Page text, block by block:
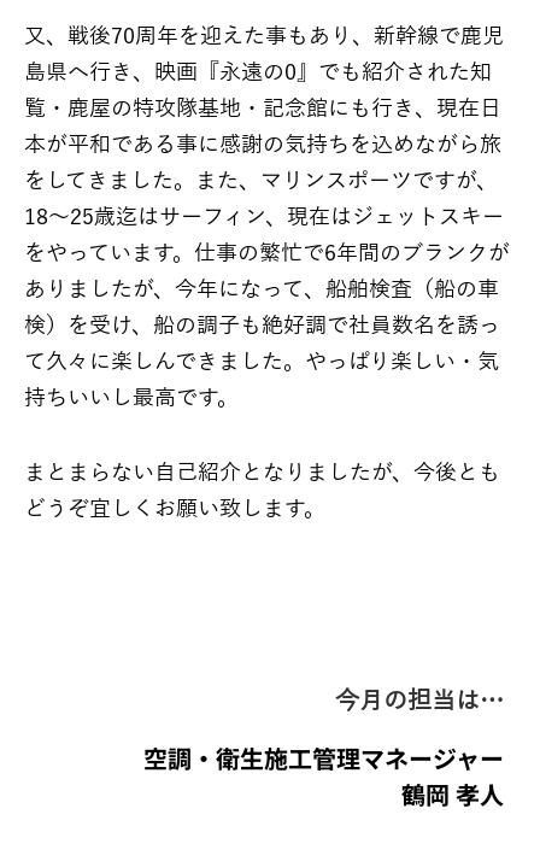
又、戦後70周年を迎えた事もあり、新幹線で鹿児
島県へ行き、映画『永遠の0』でも紹介された知
覧・鹿屋の特攻隊基地・記念館にも行き、現在日
本が平和である事に感謝の気持ちを込めながら旅
をしてきました。また、マリンスポーツですが、
18～25歳迄はサーフィン、現在はジェットスキー
をやっています。仕事の繁忙で6年間のブランクが
ありましたが、今年になって、船舶検査（船の車
検）を受け、船の調子も絶好調で社員数名を誘っ
て久々に楽しんできました。やっぱり楽しい・気
持ちいいし最高です。
まとまらない自己紹介となりましたが、今後とも
どうぞ宜しくお願い致します。
今月の担当は…
空調・衛生施工管理マネージャー
鶴岡 孝人